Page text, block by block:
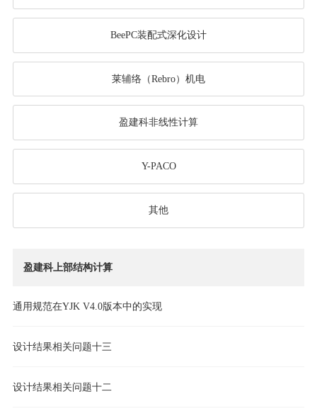
BeePC装配式深化设计
莱辅络（Rebro）机电
盈建科非线性计算
Y-PACO
其他
盈建科上部结构计算
通用规范在YJK V4.0版本中的实现
设计结果相关问题十三
设计结果相关问题十二